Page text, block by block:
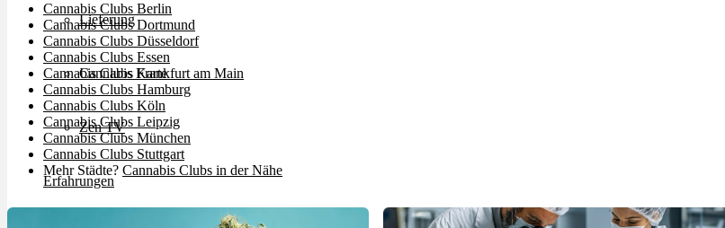
Lieferung
Cannabis Karte
Zen TV
Erfahrungen
Cannabis Clubs Berlin
Cannabis Clubs Dortmund
Cannabis Clubs Düsseldorf
Cannabis Clubs Essen
Cannabis Clubs Frankfurt am Main
Cannabis Clubs Hamburg
Cannabis Clubs Köln
Cannabis Clubs Leipzig
Cannabis Clubs München
Cannabis Clubs Stuttgart
Mehr Städte? Cannabis Clubs in der Nähe